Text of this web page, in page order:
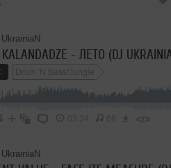
KALANDADZE - ЛЕТО (DJ
Drum 'N Bass/Jungle
03:34 66 </>